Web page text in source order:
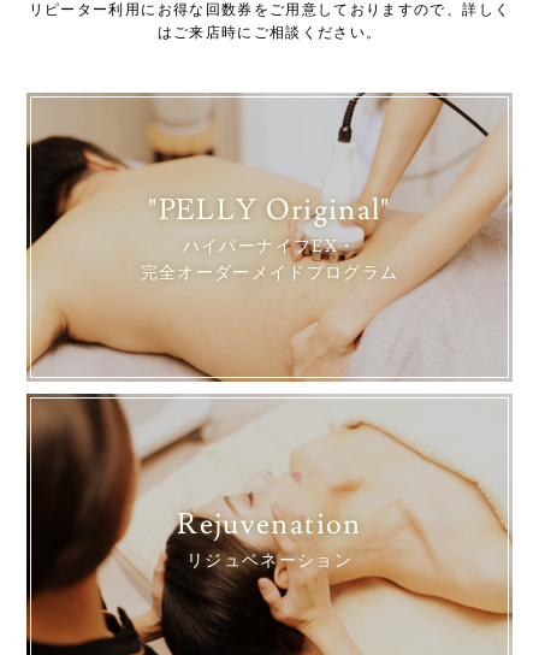
リピーター利用にお得な回数券をご用意しておりますので、詳しく
はご来店時にご相談ください。
"PELLY Original"
ハイパーナイフEX・
完全オーダーメイドプログラム
Rejuvenation
リジュベネーション